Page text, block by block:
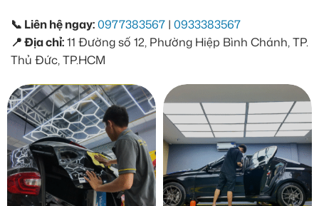
📞 Liên hệ ngay:0977383567 | 0933383567
📍 Địa chỉ:11 Đường số 12, Phường Hiệp Bình Chánh, TP.
Thủ Đức, TP.HCM